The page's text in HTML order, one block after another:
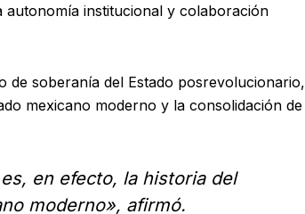
institucional y colaboración
soberanía del Estado posrevolucionario,
mexicano moderno y la consolidación de
en efecto, la historia del
moderno», afirmó.